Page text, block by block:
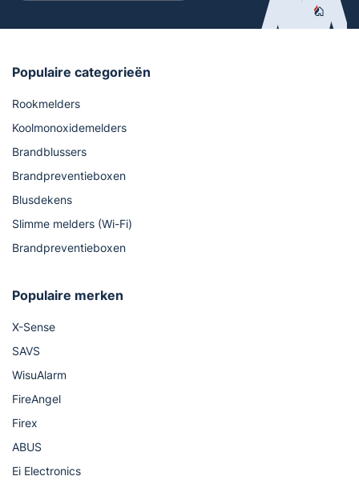
Populaire categorieën
Rookmelders
Koolmonoxidemelders
Brandblussers
Brandpreventieboxen
Blusdekens
Slimme melders (Wi-Fi)
Brandpreventieboxen
Populaire merken
X-Sense
SAVS
WisuAlarm
FireAngel
Firex
ABUS
Ei Electronics